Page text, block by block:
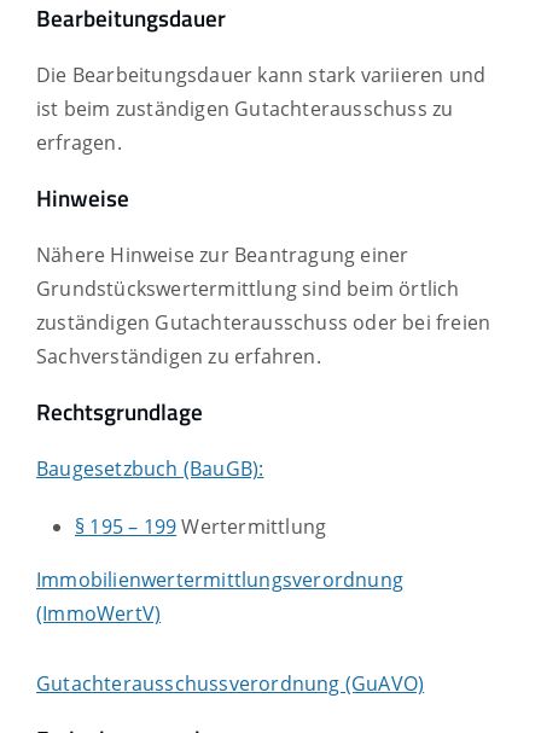
Bearbeitungsdauer
Die Bearbeitungsdauer kann stark variieren und
ist beim zuständigen Gutachterausschuss zu
erfragen.
Hinweise
Nähere Hinweise zur Beantragung einer
Grundstückswertermittlung sind beim örtlich
zuständigen Gutachterausschuss oder bei freien
Sachverständigen zu erfahren.
Rechtsgrundlage
Baugesetzbuch (BauGB):
§ 195 – 199Wertermittlung
Immobilienwertermittlungsverordnung
(ImmoWertV)
Gutachterausschussverordnung (GuAVO)